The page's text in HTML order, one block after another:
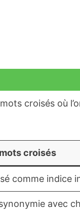
croisés où
croisés
comme indice
avec